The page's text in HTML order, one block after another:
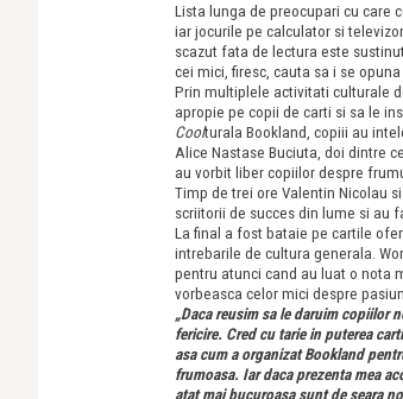
Lista lunga de preocupari cu care
iar jocurile pe calculator si
scazut fata de lectura este
cei mici, firesc, cauta sa i se opuna
Prin multiplele activitati culturale
apropie pe copii de carti si sa le
Coolturala Bookland, copiii au
Alice Nastase Buciuta, doi dintre
au vorbit liber copiilor despre
Timp de trei ore Valentin Nicolau
scriitorii de succes din lume si au
La final a fost bataie pe cartile
intrebarile de cultura generala.
pentru atunci cand au luat o nota
vorbeasca celor mici despre
„Daca reusim sa le daruim copiilor
fericire. Cred cu tarie in puterea
asa cum a organizat Bookland
frumoasa. Iar daca prezenta mea
atat mai bucuroasa sunt de seara